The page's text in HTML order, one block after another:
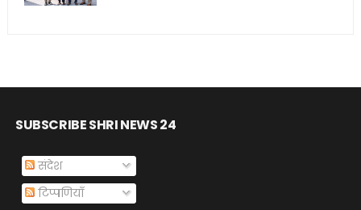
SUBSCRIBE SHRI NEWS 24
संदेश
टिप्पणियाँ